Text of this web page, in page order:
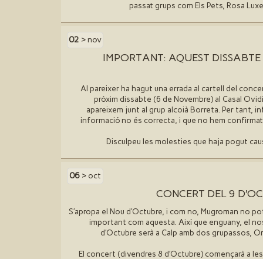
passat grups com Els Pets, Rosa
02 > nov
IMPORTANT: AQUEST
Al pareixer ha hagut una errada al cartell del
pròxim dissabte (6 de Novembre) al Casal
apareixem junt al grup alcoià Borreta. Per tant,
informació no és correcta, i que no hem
Disculpeu les molesties que haja pogut
06 > oct
CONCERT DEL 9
S′apropa el Nou d′Octubre, i com no, Mugroman no
important com aquesta. Així que enguany, el
d′Octubre serà a Calp amb dos grupassos,
El concert (divendres 8 d′Octubre) començarà a